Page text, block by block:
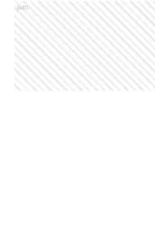
Ads